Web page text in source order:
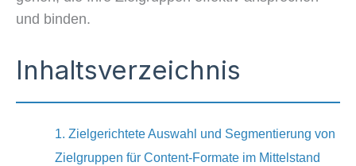
und binden.
Inhaltsverzeichnis
1. Zielgerichtete Auswahl und Segmentierung von
Zielgruppen für Content-Formate im Mittelstand